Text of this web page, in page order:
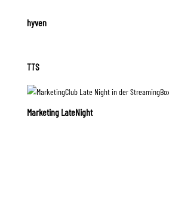
hyven
TTS
Marketing LateNight